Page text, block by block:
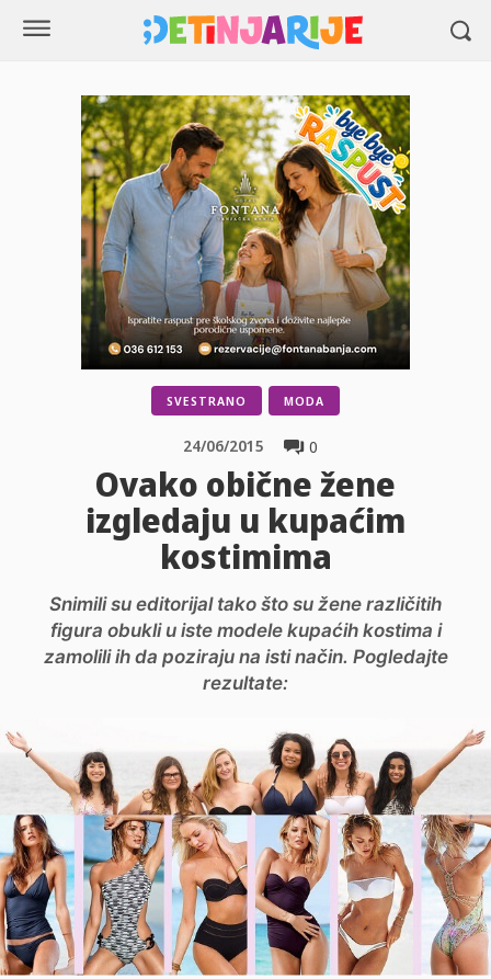
SVESTRANO MODA
0
24/06/2015
Ovako obične žene
izgledaju u kupaćim
kostimima
Snimili su editorijal tako što su žene različitih
figura obukli u iste modele kupaćih kostima i
zamolili ih da poziraju na isti način. Pogledajte
rezultate: